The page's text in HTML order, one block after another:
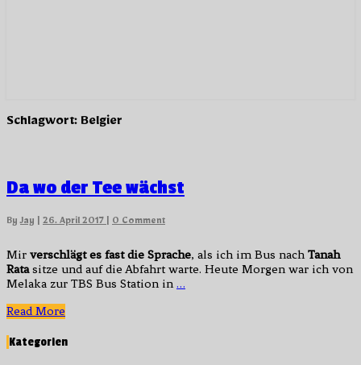
Schlagwort: Belgier
Da
wo
Tee
Da wo der Tee wächst
ByJay 26. April 2017 Comments
0 Comment
Mir verschlägt es fast die Sprache, als ich im Bus nachTanah
Ratasitze und auf die Abfahrt warte. Heute Morgen war ich von
Melaka zur TBS Bus Station in…
Read More
Kategorien